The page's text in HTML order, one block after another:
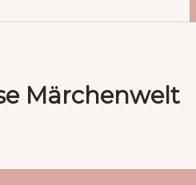
Märchenwelt